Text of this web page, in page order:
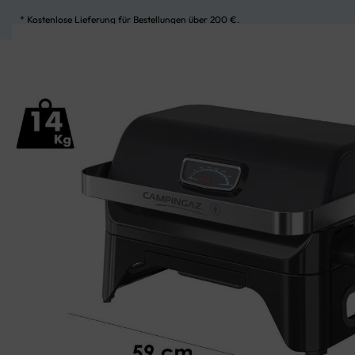
* Kostenlose Lieferung für Bestellungen über 200 €.